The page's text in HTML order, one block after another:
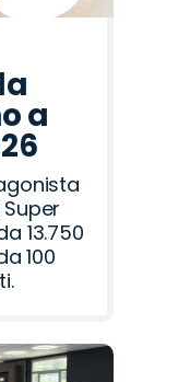
a
13.750
100